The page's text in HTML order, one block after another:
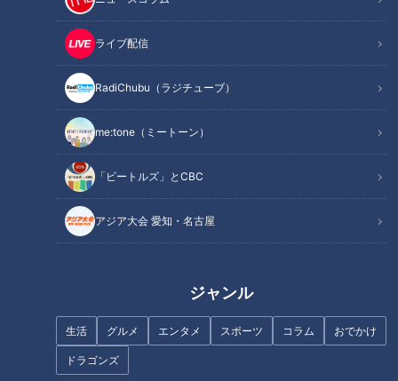
ライブ配信
RadiChubu（ラジチューブ）
me:tone（ミートーン）
「ビートルズ」とCBC
アジア大会 愛知・名古屋
ジャンル
生活 グルメ エンタメ スポーツ コラム おでかけ
ドラゴンズ
地元食材で自炊しながら旅へ
グラビアアイドル・三田悠貴が
軽トラで愛知一周を目指す
【三重300キロ】グラビアアイ
ドルが一般道だけで走ってみた
④
グラドル・三田悠貴が軽トラで
岐阜県の山中に眠るトンネル か